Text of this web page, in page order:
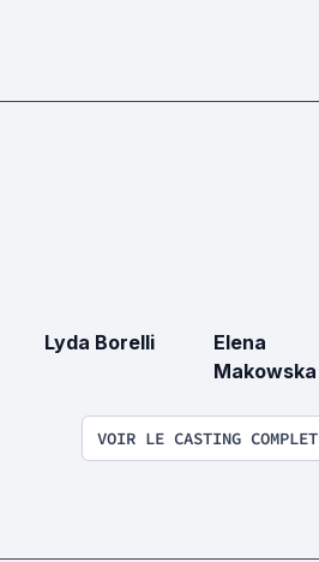
Lyda Borelli
Elena
Makowska
VOIR LE CASTING COMPLET